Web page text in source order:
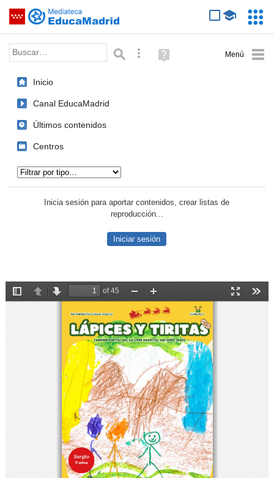
Saltar navegación
Palabra o frase: Búsqueda avanzada
Ayuda
(en
Inicio
Canal EducaMadrid
Últimos contenidos
Centros
Inicia sesión para aportar contenidos, crear listas de
reproducción...
Iniciar sesión